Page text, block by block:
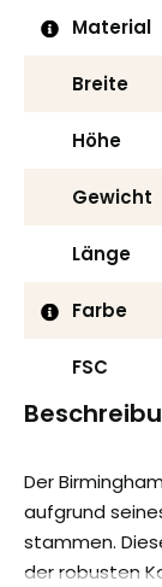
Material
Breite
Höhe
Gewicht
Länge
Farbe
FSC
Der
aufgrund
stammen.
der robusten